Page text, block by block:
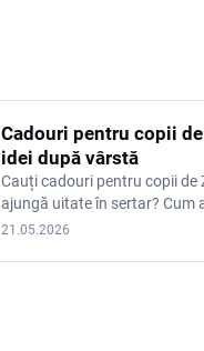
Cadouri pentru copii
idei după vârstă
Cauți cadouri pentru copii de
ajungă uitate în sertar? Cum
— de…
21.05.2026